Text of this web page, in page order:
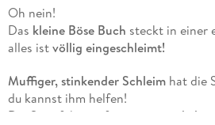
Oh nein!
Das kleine Böse Buch steckt in einer
alles istvöllig eingeschleimt!
Muffiger, stinkender Schleimhat die
du kannst ihm helfen!
Die Spur führt tief in ein